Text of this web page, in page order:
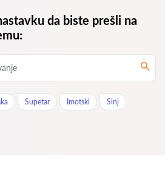
da biste prešli na
Supetar Imotski Sinj